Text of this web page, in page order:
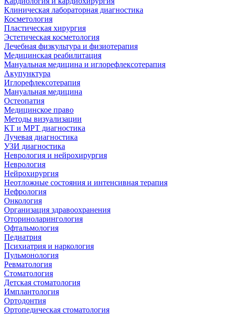
Клиническая лабораторная диагностика
Косметология
Пластическая хирургия
Эстетическая косметология
Лечебная физкультура и физиотерапия
Медицинская реабилитация
Мануальная медицина и иглорефлексотерапия
Акупунктура
Иглорефлексотерапия
Мануальная медицина
Остеопатия
Медицинское право
Методы визуализации
КТ и МРТ диагностика
Лучевая диагностика
УЗИ диагностика
Неврология и нейрохирургия
Неврология
Нейрохирургия
Неотложные состояния и интенсивная терапия
Нефрология
Онкология
Организация здравоохранения
Оториноларингология
Офтальмология
Педиатрия
Психиатрия и наркология
Пульмонология
Ревматология
Стоматология
Детская стоматология
Имплантология
Ортодонтия
Ортопедическая стоматология